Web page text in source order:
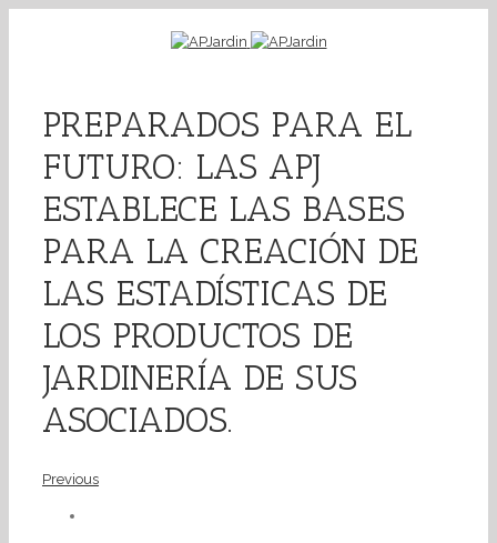
PREPARADOS PARA EL
FUTURO: LAS APJ
ESTABLECE LAS BASES
PARA LA CREACIÓN DE
LAS ESTADÍSTICAS DE
LOS PRODUCTOS DE
JARDINERÍA DE SUS
ASOCIADOS.
Previous